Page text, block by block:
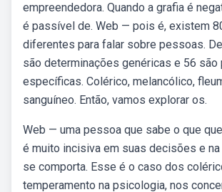
empreendedora. Quando a grafia é
é passível de. Web — pois é, existem
diferentes para falar sobre pessoas.
são determinações genéricas e 56 são
específicas. Colérico, melancólico,
sanguíneo. Então, vamos explorar os.
Web — uma pessoa que sabe o que
é muito incisiva em suas decisões e na
se comporta. Esse é o caso dos
temperamento na psicologia, nos